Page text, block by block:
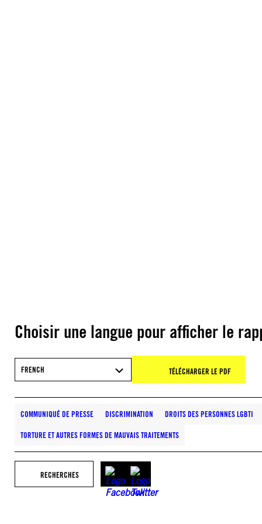
Choisir une langue pour afficher le
FRENCH TÉLÉCHARGER LE PDF
COMMUNIQUÉ DE PRESSE DISCRIMINATION DROITS DES PERSONNES LGBTI
TORTURE ET AUTRES FORMES DE MAUVAIS TRAITEMENTS
RECHERCHES